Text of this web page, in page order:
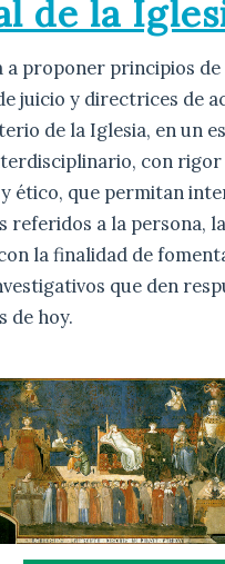
de la
a proponer principios
juicio y directrices de
de la Iglesia, en un
con
ético, que permitan
referidos a la persona,
la finalidad de
que den
de hoy.